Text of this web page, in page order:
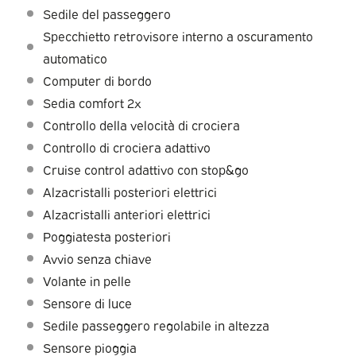
Sedile del passeggero
Specchietto retrovisore interno a oscuramento
automatico
Computer di bordo
Sedia comfort 2x
Controllo della velocità di crociera
Controllo di crociera adattivo
Cruise control adattivo con stop&go
Alzacristalli posteriori elettrici
Alzacristalli anteriori elettrici
Poggiatesta posteriori
Avvio senza chiave
Volante in pelle
Sensore di luce
Sedile passeggero regolabile in altezza
Sensore pioggia